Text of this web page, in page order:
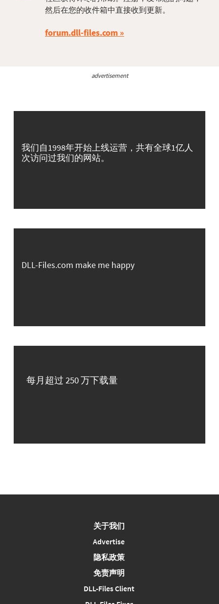
然后在您的收件箱中直接收到更新。
forum.dll-files.com
advertisement
我们自1998年开始上线运营，共有全球1亿人
次访问过我们的网站。
DLL-Files.com make me happy
每月超过 250 万下载量
关于我们
Advertise
隐私政策
免责声明
DLL-Files Client